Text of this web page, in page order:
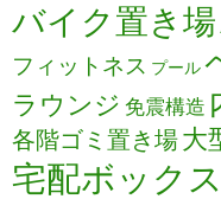
バイク置き場
フィットネス プール
ラウンジ 免震構造
各階ゴミ置き場大
宅配ボックス